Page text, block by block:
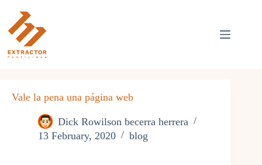
content
Vale la pena una página web
Dick Rowilson becerra herrera
13 February, 2020
blog